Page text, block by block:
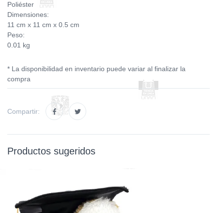
Poliéster
Dimensiones:
11 cm x 11 cm x 0.5 cm
Peso:
0.01 kg
* La disponibilidad en inventario puede variar al finalizar la
compra
Compartir:
Productos sugeridos